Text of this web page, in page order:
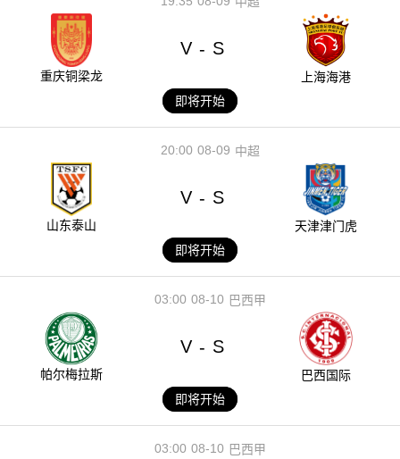
重庆铜梁龙
V - S
上海海港
即将开始
08-09
20:00 中超
山东泰山
V - S
天津津门虎
即将开始
08-10
03:00 巴西甲
帕尔梅拉斯
V - S
巴西国际
即将开始
08-10
03:00 巴西甲